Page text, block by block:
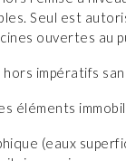
Seul est
ouvertes au
impératifs
éléments
(eaux